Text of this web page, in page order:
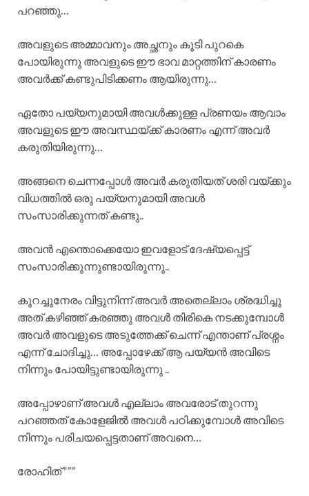
പറഞ്ഞു…
അവളുടെ അമ്മാവനും അച്ഛനും കൂടി പുറകെ
പോയിരുന്നു അവളുടെ ഈ ഭാവ മാറ്റത്തിന് കാരണം
അവർക്ക് കണ്ടുപിടിക്കണം ആയിരുന്നു…
ഏതോ പയ്യനുമായി അവൾക്കുള്ള പ്രണയം ആവാം
അവളുടെ ഈ അവസ്ഥയ്ക്ക് കാരണം എന്ന് അവർ
കരുതിയിരുന്നു…
അങ്ങനെ ചെന്നപ്പോൾ അവർ കരുതിയത് ശരി വയ്ക്കും
വിധത്തിൽ ഒരു പയ്യനുമായി അവൾ
സംസാരിക്കുന്നത് കണ്ടു..
അവൻ എന്തൊക്കെയോ ഇവളോട് ദേഷ്യപ്പെട്ട്
സംസാരിക്കുന്നുണ്ടായിരുന്നു..
കുറച്ചുനേരം വിട്ടുനിന്ന് അവർ അതെല്ലാം ശ്രദ്ധിച്ചു
അത് കഴിഞ്ഞ് കരഞ്ഞു അവൾ തിരികെ നടക്കുമ്പോൾ
അവർ അവളുടെ അടുത്തേക്ക് ചെന്ന് എന്താണ് പ്രശ്നം
എന്ന് ചോദിച്ചു… അപ്പോഴേക്ക് ആ പയ്യൻ അവിടെ
നിന്നും പോയിട്ടുണ്ടായിരുന്നു ..
അപ്പോഴാണ് അവൾ എല്ലാം അവരോട് തുറന്നു
പറഞ്ഞത് കോളേജിൽ അവൾ പഠിക്കുമ്പോൾ അവിടെ
നിന്നും പരിചയപ്പെട്ടതാണ് അവനെ…
രോഹിത് “””